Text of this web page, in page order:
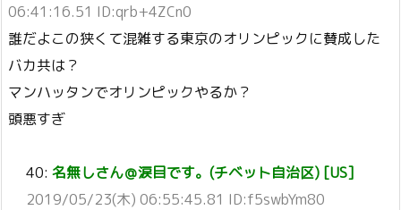
06:41:16.51 ID:qrb+4ZCn0
誰だよこの狭くて混雑する東京のオリンピックに賛成した
バカ共は？
マンハッタンでオリンピックやるか？
頭悪すぎ
40: 名無しさん＠涙目です。(チベット自治区) [US]
2019/05/23(木) 06:55:45.81 ID:f5swbYm80